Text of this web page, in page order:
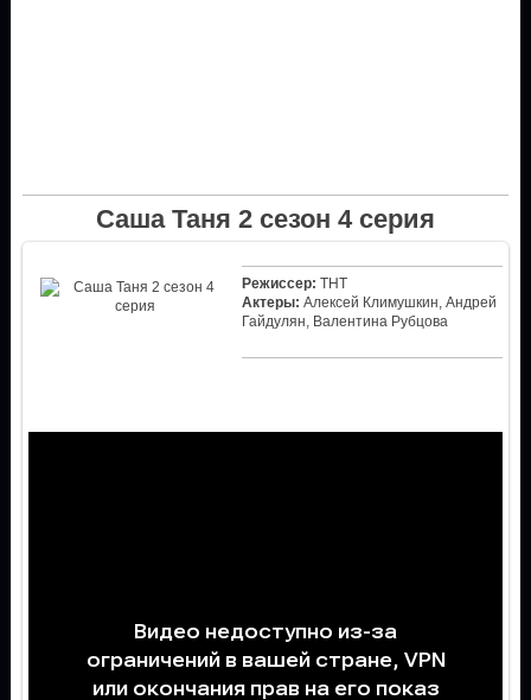
Саша Таня 2 сезон 4 серия
Режиссер: ТНТ
Актеры: Алексей Климушкин, Андрей
Гайдулян, Валентина Рубцова